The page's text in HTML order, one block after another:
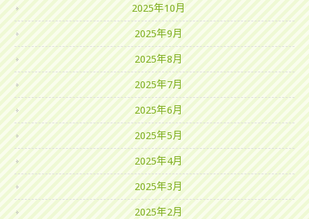
2025年10月
2025年9月
2025年8月
2025年7月
2025年6月
2025年5月
2025年4月
2025年3月
2025年2月